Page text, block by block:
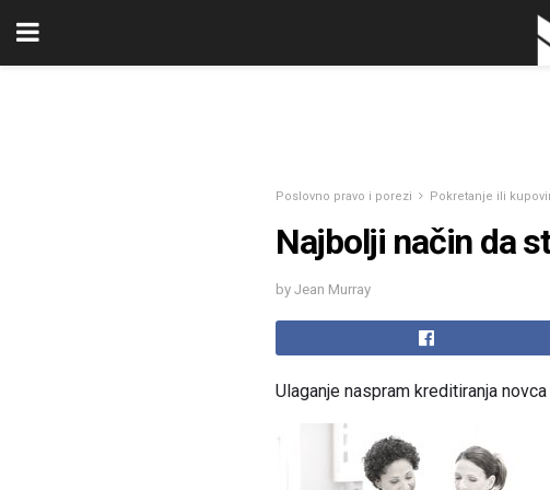
Poslovno pravo i porezi Pokretanje ili
Najbolji način da
by Jean Murray
Ulaganje naspram kreditiranja